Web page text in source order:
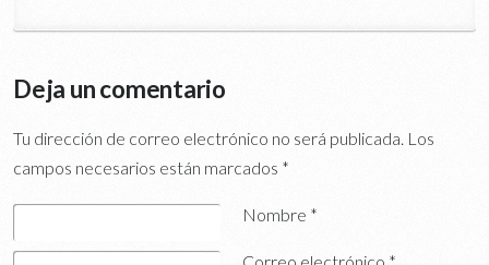
Deja un comentario
Tu dirección de correo electrónico no será publicada. Los
campos necesarios están marcados *
Nombre *